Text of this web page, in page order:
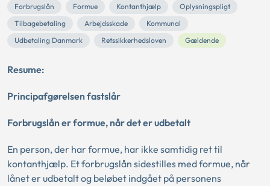
Forbrugslån Formue Kontanthjælp
Oplysningspligt
Tilbagebetaling
Arbejdsskade
Kommunal
Udbetaling Danmark
Retssikkerhedsloven Gældende
Resume:
Principafgørelsen fastslår
Forbrugslån er formue, når det er udbetalt
En person, der har formue, har ikke samtidig ret til
kontanthjælp. Et forbrugslån sidestilles med formue, når
lånet er udbetalt og beløbet indgået på personens